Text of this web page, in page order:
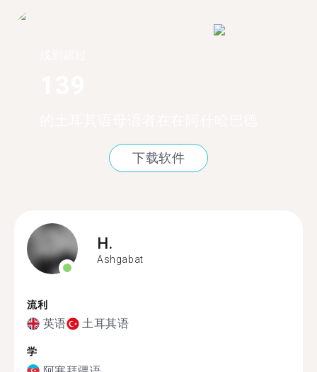
下载软件
H.
Ashgabat
流利
英语 土耳其语
学